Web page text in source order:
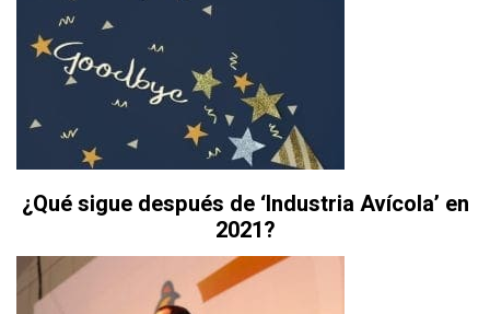
¿Qué sigue después de ‘Industria Avícola’ en
2021?